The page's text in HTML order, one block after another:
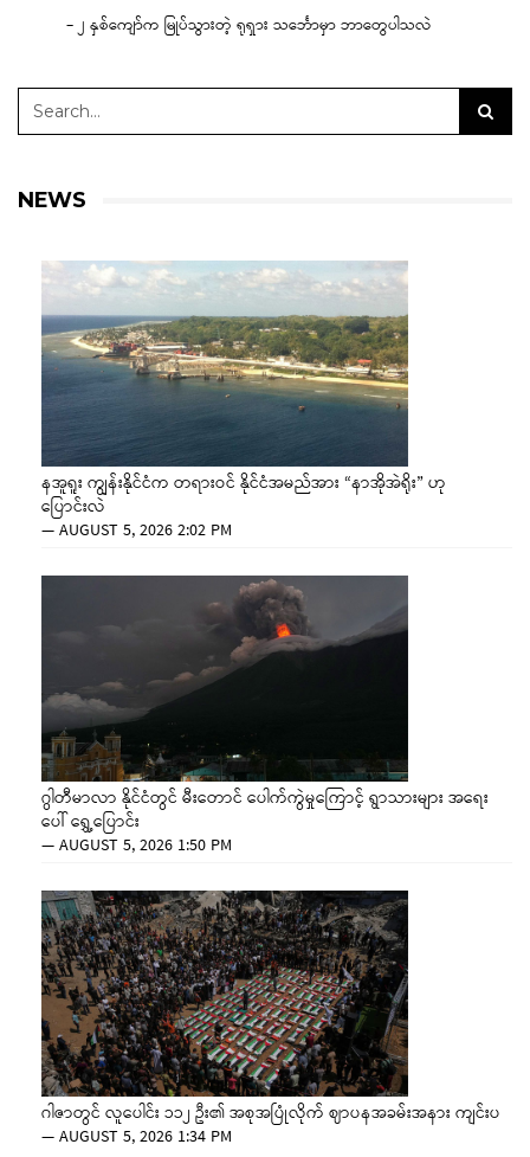
– ၂ နှစ်ကျော်က မြုပ်သွားတဲ့ ရုရှား သင်္ဘောမှာ ဘာတွေပါသလဲ
NEWS
နအူရူး ကျွန်းနိုင်ငံက တရားဝင် နိုင်ငံအမည်အား “နာအိုအဲရိုး” ဟု
ပြောင်းလဲ
—AUGUST 5, 2026 2:02 PM
ဂွါတီမာလာ နိုင်ငံတွင် မီးတောင် ပေါက်ကွဲမှုကြောင့် ရွာသားများ အရေး
ပေါ် ရွှေ့ပြောင်း
—AUGUST 5, 2026 1:50 PM
ဂါဇာတွင် လူပေါင်း ၁၁၂ ဦး၏ အစုအပြုံလိုက် ဈာပနအခမ်းအနား ကျင်းပ
—AUGUST 5, 2026 1:34 PM